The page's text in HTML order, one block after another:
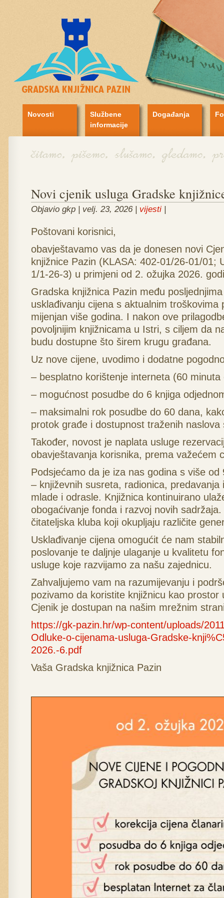
Novosti
Službene
informacije
Događanja
Novi cjenik usluga Gradske
Objavio gkp | velj. 23, 2026 | vijesti|
Poštovani korisnici,
obavještavamo vas da je donesen novi
knjižnice Pazin (KLASA: 402-01/26-01/01;
1/1-26-3) u primjeni od 2. ožujka 2026.
Gradska knjižnica Pazin među
usklađivanju cijena s aktualnim troškovima
mijenjan više godina. I nakon ove
povoljnijim knjižnicama u Istri, s ciljem da
budu dostupne što širem krugu građana.
Uz nove cijene, uvodimo i dodatne
– besplatno korištenje interneta (60 minuta
– mogućnost posudbe do 6 knjiga
– maksimalni rok posudbe do 60 dana,
protok građe i dostupnost traženih naslova
Također, novost je naplata usluge
obavještavanja korisnika, prema važećem
Podsjećamo da je iza nas godina s više
– književnih susreta, radionica, predavanja
mlade i odrasle. Knjižnica kontinuirano
obogaćivanje fonda i razvoj novih
čitateljska kluba koji okupljaju različite
Usklađivanje cijena omogućit će nam
poslovanje te daljnje ulaganje u kvalitetu
usluge koje razvijamo za našu zajednicu.
Zahvaljujemo vam na razumijevanju i
pozivamo da koristite knjižnicu kao
Cjenik je dostupan na našim mrežnim
https://gk-pazin.hr/wp-content/uploads/
Odluke-o-cijenama-usluga-Gradske-
2026.-6.pdf
Vaša Gradska knjižnica Pazin